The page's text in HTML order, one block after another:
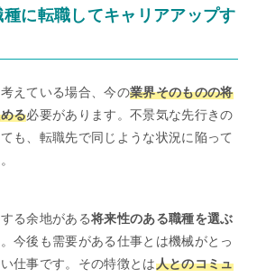
に転職してキャリアアップす
えている場合、今の業界そのものの将
る必要があります。不景気な先行きの
も、転職先で同じような状況に陥って
る余地がある将来性のある職種を選ぶ
今後も需要がある仕事とは機械がとっ
仕事です。その特徴とは人とのコミュ